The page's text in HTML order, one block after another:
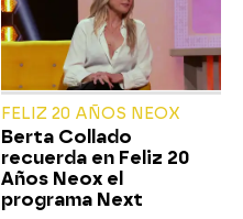
FELIZ 20 AÑOS NEOX
Berta Collado
recuerda en Feliz 20
Años Neox el
programa Next